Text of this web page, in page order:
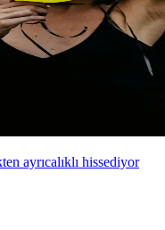
ayrıcalıklı hissediyor